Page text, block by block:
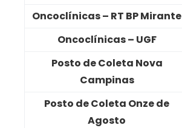
Oncoclínicas – RT BP Mirante
Oncoclínicas – UGF
Posto de Coleta Nova
Campinas
Posto de Coleta Onze de
Agosto